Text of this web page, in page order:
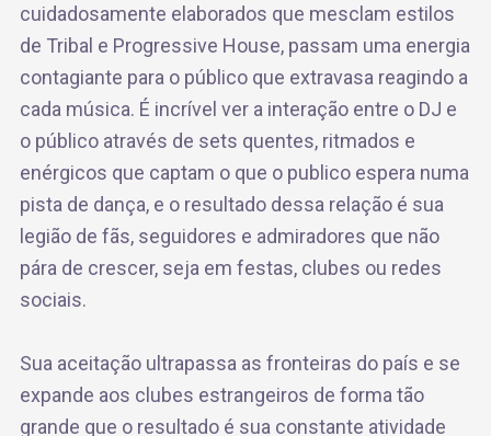
cuidadosamente elaborados que mesclam estilos
de Tribal e Progressive House, passam uma energia
contagiante para o público que extravasa reagindo a
cada música. É incrível ver a interação entre o DJ e
o público através de sets quentes, ritmados e
enérgicos que captam o que o publico espera numa
pista de dança, e o resultado dessa relação é sua
legião de fãs, seguidores e admiradores que não
pára de crescer, seja em festas, clubes ou redes
sociais.
Sua aceitação ultrapassa as fronteiras do país e se
expande aos clubes estrangeiros de forma tão
grande que o resultado é sua constante atividade